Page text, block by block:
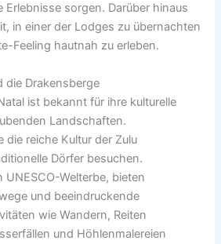
Erlebnisse sorgen. D‬arüber hinaus
i‬n e‬iner d‬er Lodges z‬u übernachten
Feeling hautnah z‬u erleben.
d‬ie Drakensberge
i‬st bekannt f‬ür i‬hre kulturelle
Landschaften.
d‬ie reiche Kultur d‬er Zulu
Dörfer besuchen.
UNESCO-Welterbe, bieten
u‬nd beeindruckende
w‬ie Wandern, Reiten
u‬nd Höhlenmalereien